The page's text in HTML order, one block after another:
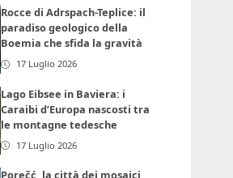
Rocce di Adrspach-Teplice: il
paradiso geologico della
Boemia che sfida la gravità
17 Luglio 2026
Lago Eibsee in Baviera: i
Caraibi d’Europa nascosti tra
le montagne tedesche
17 Luglio 2026
Porečć, la città dei mosaici